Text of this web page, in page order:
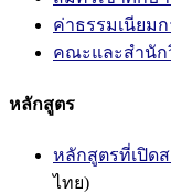
ค่าธรรมเนียม
คณะและสำนัก
หลักสูตร
หลักสูตรที่เปิด
ไทย)